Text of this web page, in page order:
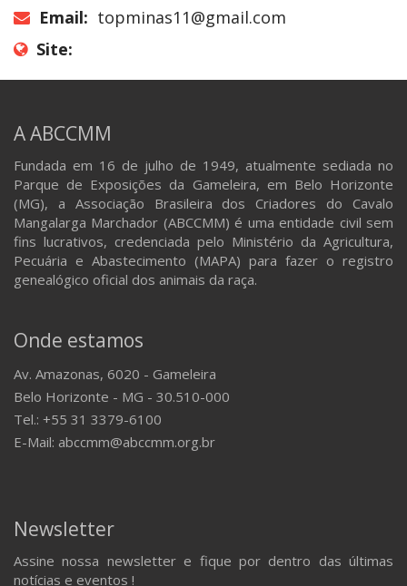
Email: topminas11@gmail.com
Site:
A ABCCMM
Fundada em 16 de julho de 1949, atualmente sediada no
Parque de Exposições da Gameleira, em Belo Horizonte
(MG), a Associação Brasileira dos Criadores do Cavalo
Mangalarga Marchador (ABCCMM) é uma entidade civil sem
fins lucrativos, credenciada pelo Ministério da Agricultura,
Pecuária e Abastecimento (MAPA) para fazer o registro
genealógico oficial dos animais da raça.
Onde estamos
Av. Amazonas, 6020 - Gameleira
Belo Horizonte - MG - 30.510-000
Tel.: +55 31 3379-6100
E-Mail: abccmm@abccmm.org.br
Newsletter
Assine nossa newsletter e fique por dentro das últimas
notícias e eventos !